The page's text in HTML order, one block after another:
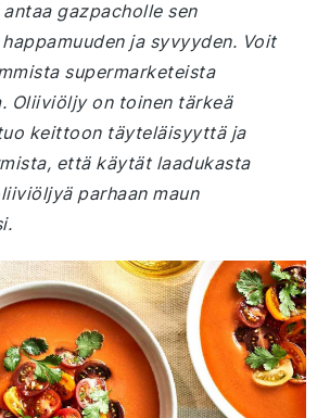
gazpacholle sen
ja syvyyden. Voit
supermarketeista
Oliiviöljy on toinen tärkeä
keittoon täyteläisyyttä ja
että käytät laadukasta
parhaan maun